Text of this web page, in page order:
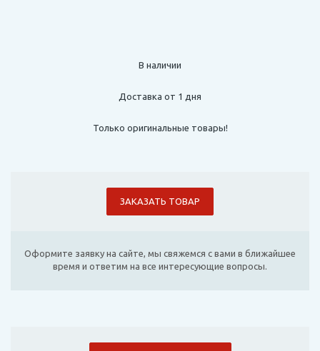
В наличии
Доставка от 1 дня
Только оригинальные товары!
ЗАКАЗАТЬ ТОВАР
Оформите заявку на сайте, мы свяжемся с вами в ближайшее
время и ответим на все интересующие вопросы.